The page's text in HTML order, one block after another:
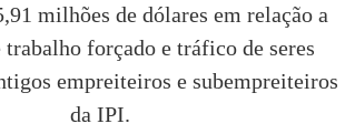
milhões de dólares em relação a
trabalho forçado e tráfico de seres
empreiteiros e subempreiteiros
da IPI.